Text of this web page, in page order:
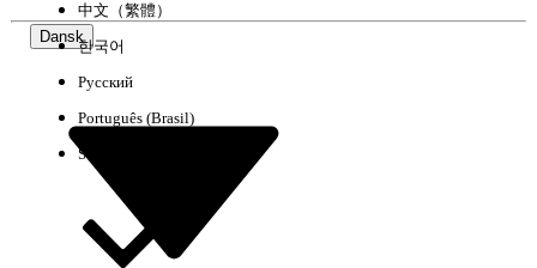
Dansk
中文（繁體）
한국어
Русский
Português (Brasil)
Suomi